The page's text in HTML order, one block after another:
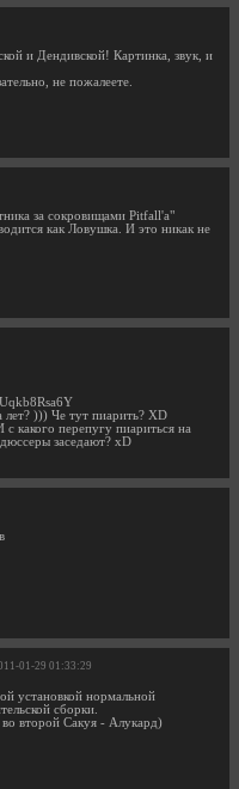
и Дендивской! Картинка, звук, и
не пожалеете.
за сокровищами Pitfall'а"
как Ловушка. И это никак не
лет? ))) Че тут пиарить? XD
какого перепугу пиариться на
заседают? xD
01-29 01:33:29
установкой нормальной
сборки.
второй Сакуя - Алукард)